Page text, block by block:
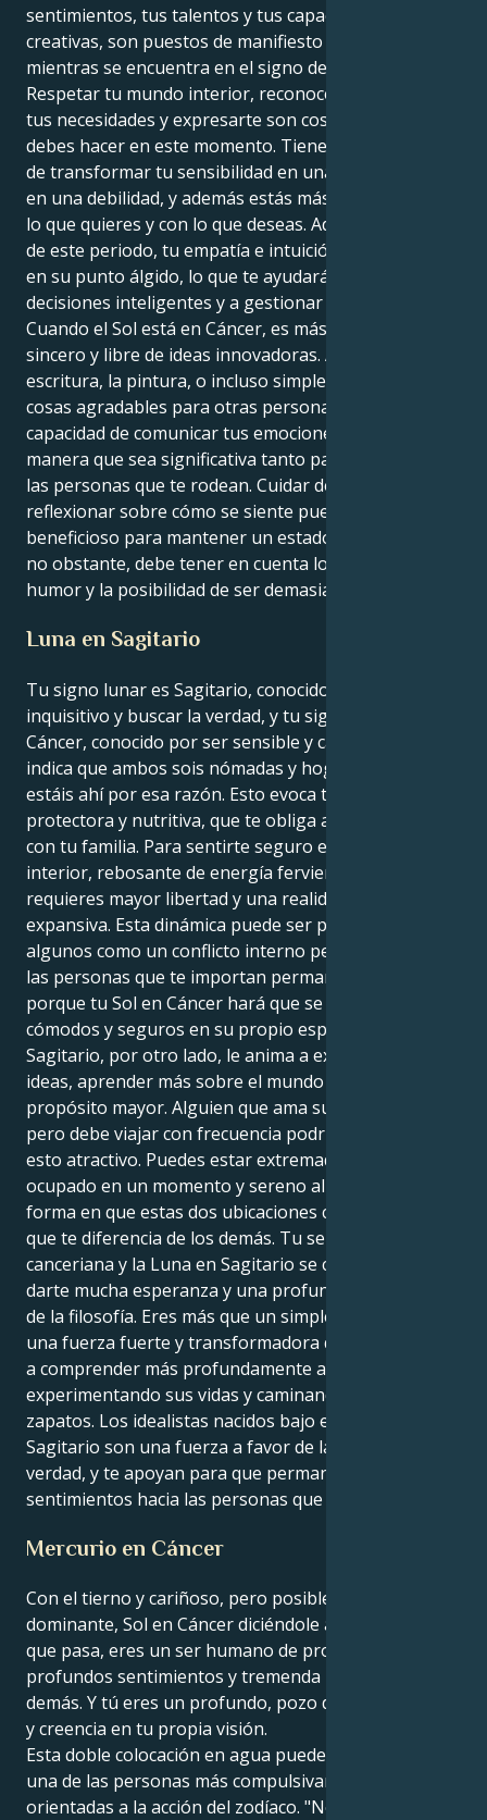
sentimientos, tus talentos y tus capacidades
creativas, son puestos de manifiesto por el Sol
mientras se encuentra en el signo de Cáncer.
Respetar tu mundo interior, reconocer y satisfacer
tus necesidades y expresarte son cosas cruciales que
debes hacer en este momento. Tienes la capacidad
de transformar tu sensibilidad en una fortaleza y no
en una debilidad, y además estás más en sintonía con
lo que quieres y con lo que deseas. Además, a lo largo
de este periodo, tu empatía e intuición innatas están
en su punto álgido, lo que te ayudará a tomar
decisiones inteligentes y a gestionar tus relaciones.
Cuando el Sol está en Cáncer, es más sencillo ser
sincero y libre de ideas innovadoras. A través de la
escritura, la pintura, o incluso simplemente haciendo
cosas agradables para otras personas, tienes la
capacidad de comunicar tus emociones de una
manera que sea significativa tanto para ti como para
las personas que te rodean. Cuidar de uno mismo y
reflexionar sobre cómo se siente puede ser
beneficioso para mantener un estado de equilibrio;
no obstante, debe tener en cuenta los cambios de
humor y la posibilidad de ser demasiado sensible.
Luna en Sagitario
Tu signo lunar es Sagitario, conocido por ser
inquisitivo y buscar la verdad, y tu signo solar es
Cáncer, conocido por ser sensible y cariñoso. Esto
indica que ambos sois nómadas y hogareños. Ambos
estáis ahí por esa razón. Esto evoca tu naturaleza
protectora y nutritiva, que te obliga a estar en casa
con tu familia. Para sentirte seguro en tu mundo
interior, rebosante de energía ferviente y optimista,
requieres mayor libertad y una realidad más
expansiva. Esta dinámica puede ser percibida por
algunos como un conflicto interno permanente. Tú y
las personas que te importan permaneceréis a salvo
porque tu Sol en Cáncer hará que se sientan
cómodos y seguros en su propio espacio. La Luna en
Sagitario, por otro lado, le anima a explorar nuevas
ideas, aprender más sobre el mundo y descubrir un
propósito mayor. Alguien que ama su ciudad natal
pero debe viajar con frecuencia podría encontrar
esto atractivo. Puedes estar extremadamente
ocupado en un momento y sereno al siguiente. La
forma en que estas dos ubicaciones colaboran es lo
que te diferencia de los demás. Tu sensibilidad
canceriana y la Luna en Sagitario se combinan para
darte mucha esperanza y una profunda comprensión
de la filosofía. Eres más que un simple cuidador; eres
una fuerza fuerte y transformadora que puede llegar
a comprender más profundamente a los demás
experimentando sus vidas y caminando en sus
zapatos. Los idealistas nacidos bajo el signo de
Sagitario son una fuerza a favor de la justicia y la
verdad, y te apoyan para que permanezcas fiel a tus
sentimientos hacia las personas que admiras.
Mercurio en Cáncer
Con el tierno y cariñoso, pero posiblemente un poco
dominante, Sol en Cáncer diciéndole a tu mente lo
que pasa, eres un ser humano de profundos,
profundos sentimientos y tremenda lealtad hacia los
demás. Y tú eres un profundo, pozo de sentimientos
y creencia en tu propia visión.
Esta doble colocación en agua puede convertirte en
una de las personas más compulsivamente
orientadas a la acción del zodíaco. "No te limitas a